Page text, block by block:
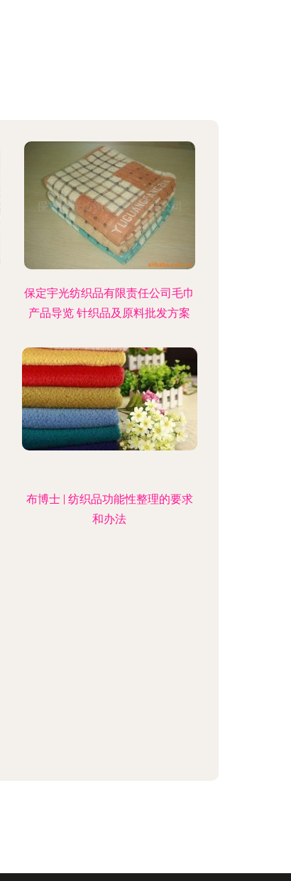
保定宇光纺织品有限责任公司毛巾
产品导览 针织品及原料批发方案
布博士 | 纺织品功能性整理的要求
和办法